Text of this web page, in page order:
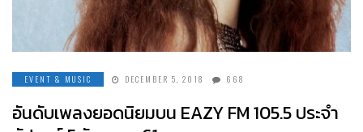
EVENT & MUSIC DECEMBER 5, 2018 668
อันดับเพลงยอดนิยมบน EAZY FM 105.5 ประจำ